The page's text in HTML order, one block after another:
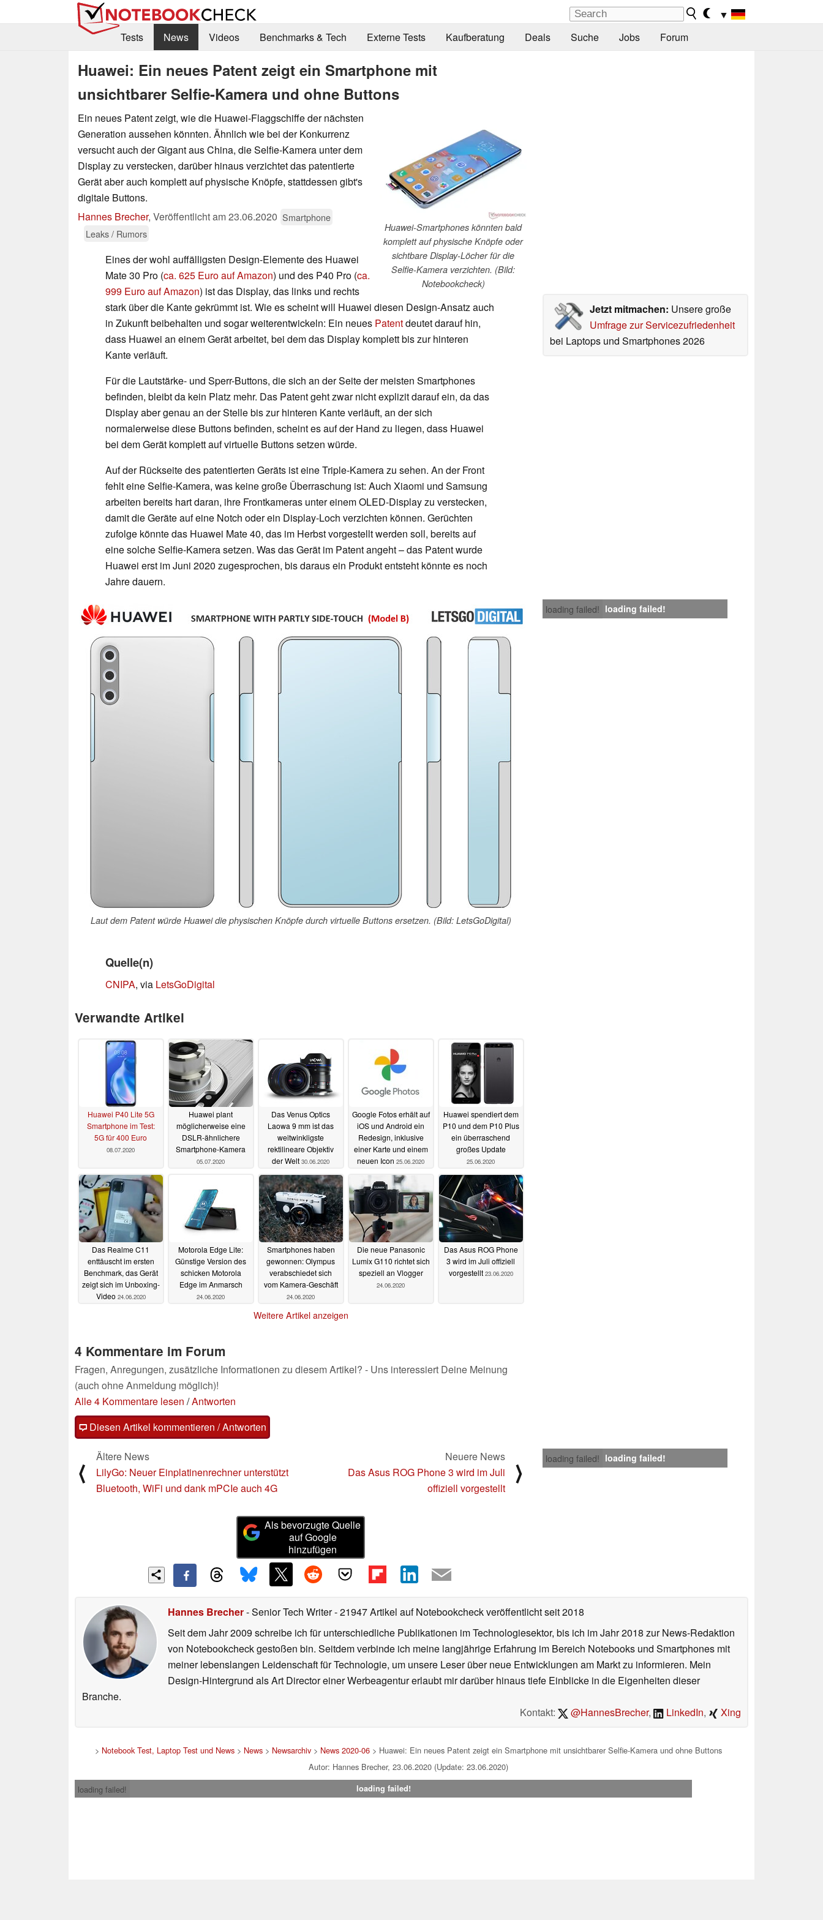
▼
Tests
News Videos Benchmarks & Tech Externe Tests Kaufberatung Deals Suche Jobs Forum
Huawei: Ein neues Patent zeigt ein Smartphone mit
unsichtbarer Selfie-Kamera und ohne Buttons
Huawei-Smartphones könnten bald
komplett auf physische Knöpfe oder
sichtbare Display-Löcher für die
Selfie-Kamera verzichten. (Bild:
Notebookcheck)
Ein neues Patent zeigt, wie die Huawei-Flaggschiffe der nächsten
Generation aussehen könnten. Ähnlich wie bei der Konkurrenz
versucht auch der Gigant aus China, die Selfie-Kamera unter dem
Display zu verstecken, darüber hinaus verzichtet das patentierte
Gerät aber auch komplett auf physische Knöpfe, stattdessen gibt's
digitale Buttons.
Hannes Brecher, Veröffentlicht am23.06.2020 Smartphone
Leaks / Rumors
Jetzt mitmachen: Unsere große
Umfrage zur Servicezufriedenheit
bei Laptops und Smartphones 2026
Eines der wohl auffälligsten Design-Elemente des Huawei
Mate 30 Pro (ca. 625 Euro auf Amazon) und des P40 Pro (ca.
999 Euro auf Amazon) ist das Display, das links und rechts
stark über die Kante gekrümmt ist. Wie es scheint will Huawei diesen Design-Ansatz auch
in Zukunft beibehalten und sogar weiterentwickeln: Ein neues Patentdeutet darauf hin,
dass Huawei an einem Gerät arbeitet, bei dem das Display komplett bis zur hinteren
Kante verläuft.
Für die Lautstärke- und Sperr-Buttons, die sich an der Seite der meisten Smartphones
befinden, bleibt da kein Platz mehr. Das Patent geht zwar nicht explizit darauf ein, da das
Display aber genau an der Stelle bis zur hinteren Kante verläuft, an der sich
normalerweise diese Buttons befinden, scheint es auf der Hand zu liegen, dass Huawei
bei dem Gerät komplett auf virtuelle Buttons setzen würde.
Auf der Rückseite des patentierten Geräts ist eine Triple-Kamera zu sehen. An der Front
fehlt eine Selfie-Kamera, was keine große Überraschung ist: Auch Xiaomi und Samsung
arbeiten bereits hart daran, ihre Frontkameras unter einem OLED-Display zu verstecken,
damit die Geräte auf eine Notch oder ein Display-Loch verzichten können. Gerüchten
zufolge könnte das Huawei Mate 40, das im Herbst vorgestellt werden soll, bereits auf
eine solche Selfie-Kamera setzen. Was das Gerät im Patent angeht – das Patent wurde
Huawei erst im Juni 2020 zugesprochen, bis daraus ein Produkt entsteht könnte es noch
Jahre dauern.
loading failed! loading failed!
Laut dem Patent würde Huawei die physischen Knöpfe durch virtuelle Buttons ersetzen. (Bild: LetsGoDigital)
Quelle(n)
CNIPA, via LetsGoDigital
Verwandte Artikel
Huawei P40 Lite 5G
Smartphone im Test:
5G für 400 Euro
08.07.2020
Huawei plant
möglicherweise eine
DSLR-ähnlichere
Smartphone-Kamera
05.07.2020
Das Venus Optics
Laowa 9 mm ist das
weitwinkligste
rektilineare Objektiv
der Welt 30.06.2020
Google Fotos erhält auf
iOS und Android ein
Redesign, inklusive
einer Karte und einem
neuen Icon 25.06.2020
Huawei spendiert dem
P10 und dem P10 Plus
ein überraschend
großes Update
25.06.2020
Das Realme C11
enttäuscht im ersten
Benchmark, das Gerät
zeigt sich im Unboxing-
Video 24.06.2020
Motorola Edge Lite:
Günstige Version des
schicken Motorola
Edge im Anmarsch
24.06.2020
Smartphones haben
gewonnen: Olympus
verabschiedet sich
vom Kamera-Geschäft
24.06.2020
Die neue Panasonic
Lumix G110 richtet sich
speziell an Vlogger
24.06.2020
Das Asus ROG Phone
3 wird im Juli offiziell
vorgestellt 23.06.2020
Weitere Artikel anzeigen
4 Kommentare im Forum
Fragen, Anregungen, zusätzliche Informationen zu diesem Artikel? - Uns interessiert Deine Meinung
(auch ohne Anmeldung möglich)!
Alle 4 Kommentare lesen /Antworten
Diesen Artikel kommentieren / Antworten
loading failed! loading failed!
⟨
Ältere News
LilyGo: Neuer Einplatinenrechner unterstützt
Bluetooth, WiFi und dank mPCIe auch 4G
Neuere News
Das Asus ROG Phone 3 wird im Juli
offiziell vorgestellt
⟩
Als bevorzugte Quelle
auf Google
hinzufügen
Hannes Brecher- Senior Tech Writer- 21947 Artikel auf Notebookcheck veröffentlichtseit 2018
Seit dem Jahr 2009 schreibe ich für unterschiedliche Publikationen im Technologiesektor, bis ich im Jahr 2018 zur News-Redaktion
von Notebookcheck gestoßen bin. Seitdem verbinde ich meine langjährige Erfahrung im Bereich Notebooks und Smartphones mit
meiner lebenslangen Leidenschaft für Technologie, um unsere Leser über neue Entwicklungen am Markt zu informieren. Mein
Design-Hintergrund als Art Director einer Werbeagentur erlaubt mir darüber hinaus tiefe Einblicke in die Eigenheiten dieser
Branche.
Kontakt:
@HannesBrecher, LinkedIn, Xing
> Notebook Test, Laptop Test und News > News > Newsarchiv > News 2020-06 > Huawei: Ein neues Patent zeigt ein Smartphone mit unsichtbarer Selfie-Kamera und ohne Buttons
Autor: Hannes Brecher, 23.06.2020 (Update: 23.06.2020)
loading failed!
loading failed!